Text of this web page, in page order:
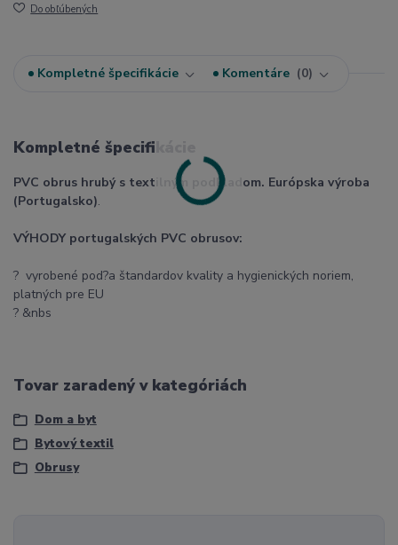
Do obľúbených
Kompletné špecifikácie Komentáre 0
Kompletné špecifikácie
PVC obrus hrubý s textilným podkladom. Európska výroba
(Portugalsko).
VÝHODY portugalských PVC obrusov:
? vyrobené pod?a štandardov kvality a hygienických noriem,
platných pre EU
? &nbs
Tovar zaradený v kategóriách
Dom a byt
Bytový textil
Obrusy